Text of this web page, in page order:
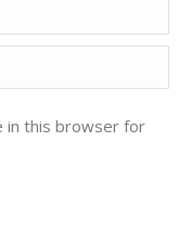
in this browser for